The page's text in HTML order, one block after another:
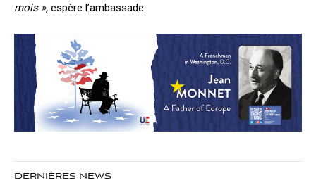
mois », espère l’ambassade.
DERNIÈRES NEWS